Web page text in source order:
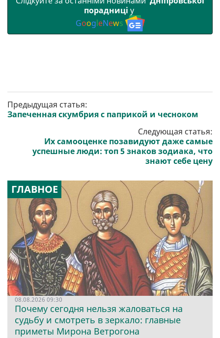
порадниці у
GoogleNews
Предыдущая статья:
Запеченная скумбрия с паприкой и чесноком
Следующая статья:
Их самооценке позавидуют даже самые
успешные люди: топ 5 знаков зодиака, что
знают себе цену
ГЛАВНОЕ
08.08.2026 09:30
Почему сегодня нельзя жаловаться на
судьбу и смотреть в зеркало: главные
приметы Мирона Ветрогона